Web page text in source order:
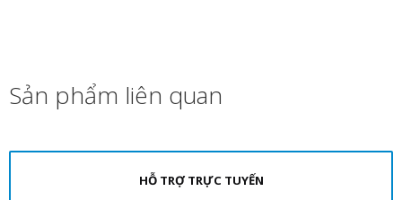
Sản phẩm liên quan
HỖ TRỢ TRỰC TUYẾN